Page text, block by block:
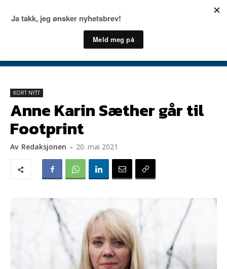
KORT NYTT
Anne Karin Sæther går til
Footprint
Av Redaksjonen - 20. mai 2021